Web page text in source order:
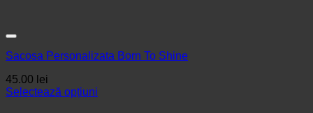
Sacosa Personalizata Born To Shine
45.00 lei
Selectează opțiuni